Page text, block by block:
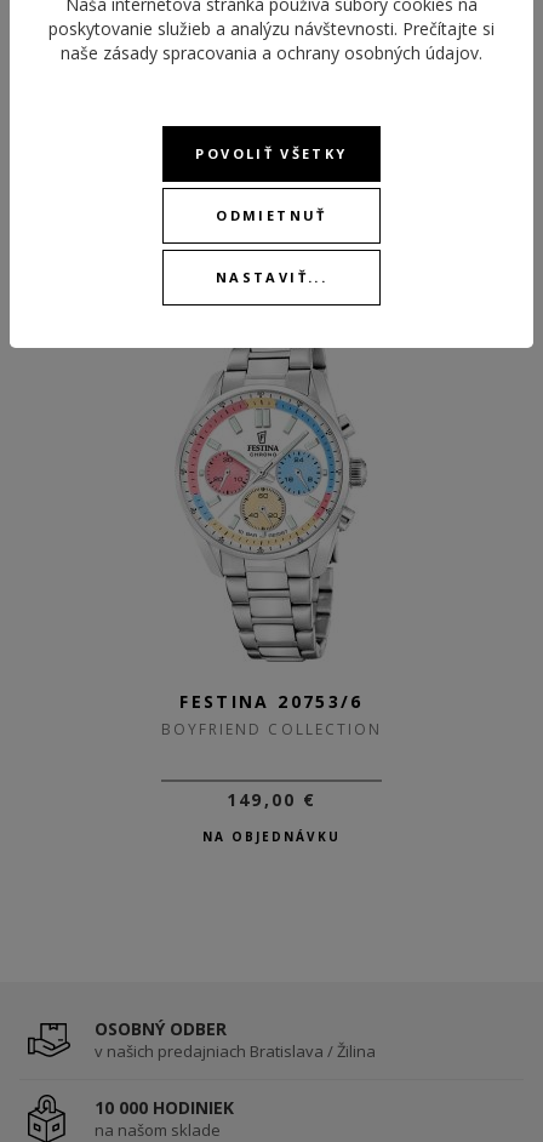
ODPORÚČANÉ PRODUKTY
FESTINA 20753/6
BOYFRIEND COLLECTION
149,00 €
NA OBJEDNÁVKU
FESTINA 20753/5
BOYFRIEND COLLECTION
149,00 €
NA OBJEDNÁVKU
OSOBNÝ ODBER
v našich predajniach Bratislava / Žilina
10 000 HODINIEK
na našom sklade
poskytovanie služieb a analýzu návštevnosti. Prečítajte si
naše zásady spracovania a ochrany osobných údajov.
POVOLIŤ VŠETKY
ODMIETNUŤ
NASTAVIŤ...